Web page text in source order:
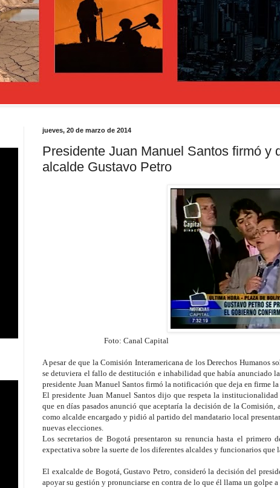
jueves, 20 de marzo de 2014
Presidente Juan Manuel Santos firmó y
alcalde Gustavo Petro
Foto: Canal Capital
A pesar de que la Comisión Interamericana de los Derechos Humanos
se detuviera el fallo de destitución e inhabilidad que había anunciado
presidente Juan Manuel Santos firmó la notificación que deja en firme
El presidente Juan Manuel Santos dijo que respeta la
que en días pasados anunció que aceptaría la decisión de la
como alcalde encargado y pidió al partido del mandatario local
nuevas elecciones.
Los secretarios de Bogotá presentaron su renuncia hasta el
expectativa sobre la suerte de los diferentes alcaldes y funcionarios que
El exalcalde de Bogotá, Gustavo Petro, consideró la decisión del
apoyar su gestión y pronunciarse en contra de lo que él llama un golpe